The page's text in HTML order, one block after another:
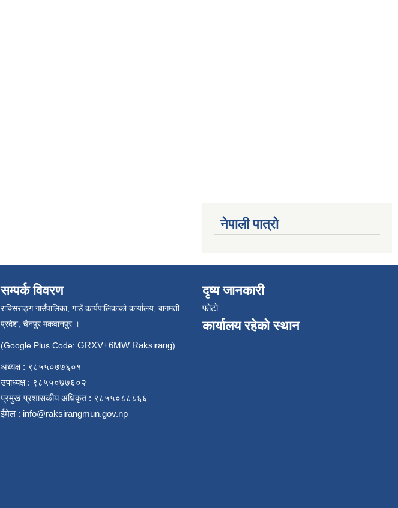
नेपाली पात्रो
सम्पर्क विवरण
राक्सिराङ्ग गाउँपालिका, गाउँ कार्यपालिकाको कार्यालय, बागमती
प्रदेश, चैनपुर मकवानपुर ।
(Google Plus Code: GRXV+6MW Raksirang)
अध्यक्ष : ९८५५०७७६०१
उपाध्यक्ष : ९८५५०७७६०२
प्रमुख प्रशासकीय अधिकृत : ९८५५०८८८६६
ईमेल : info@raksirangmun.gov.np
दृष्य जानकारी
फोटो
कार्यालय रहेको स्थान